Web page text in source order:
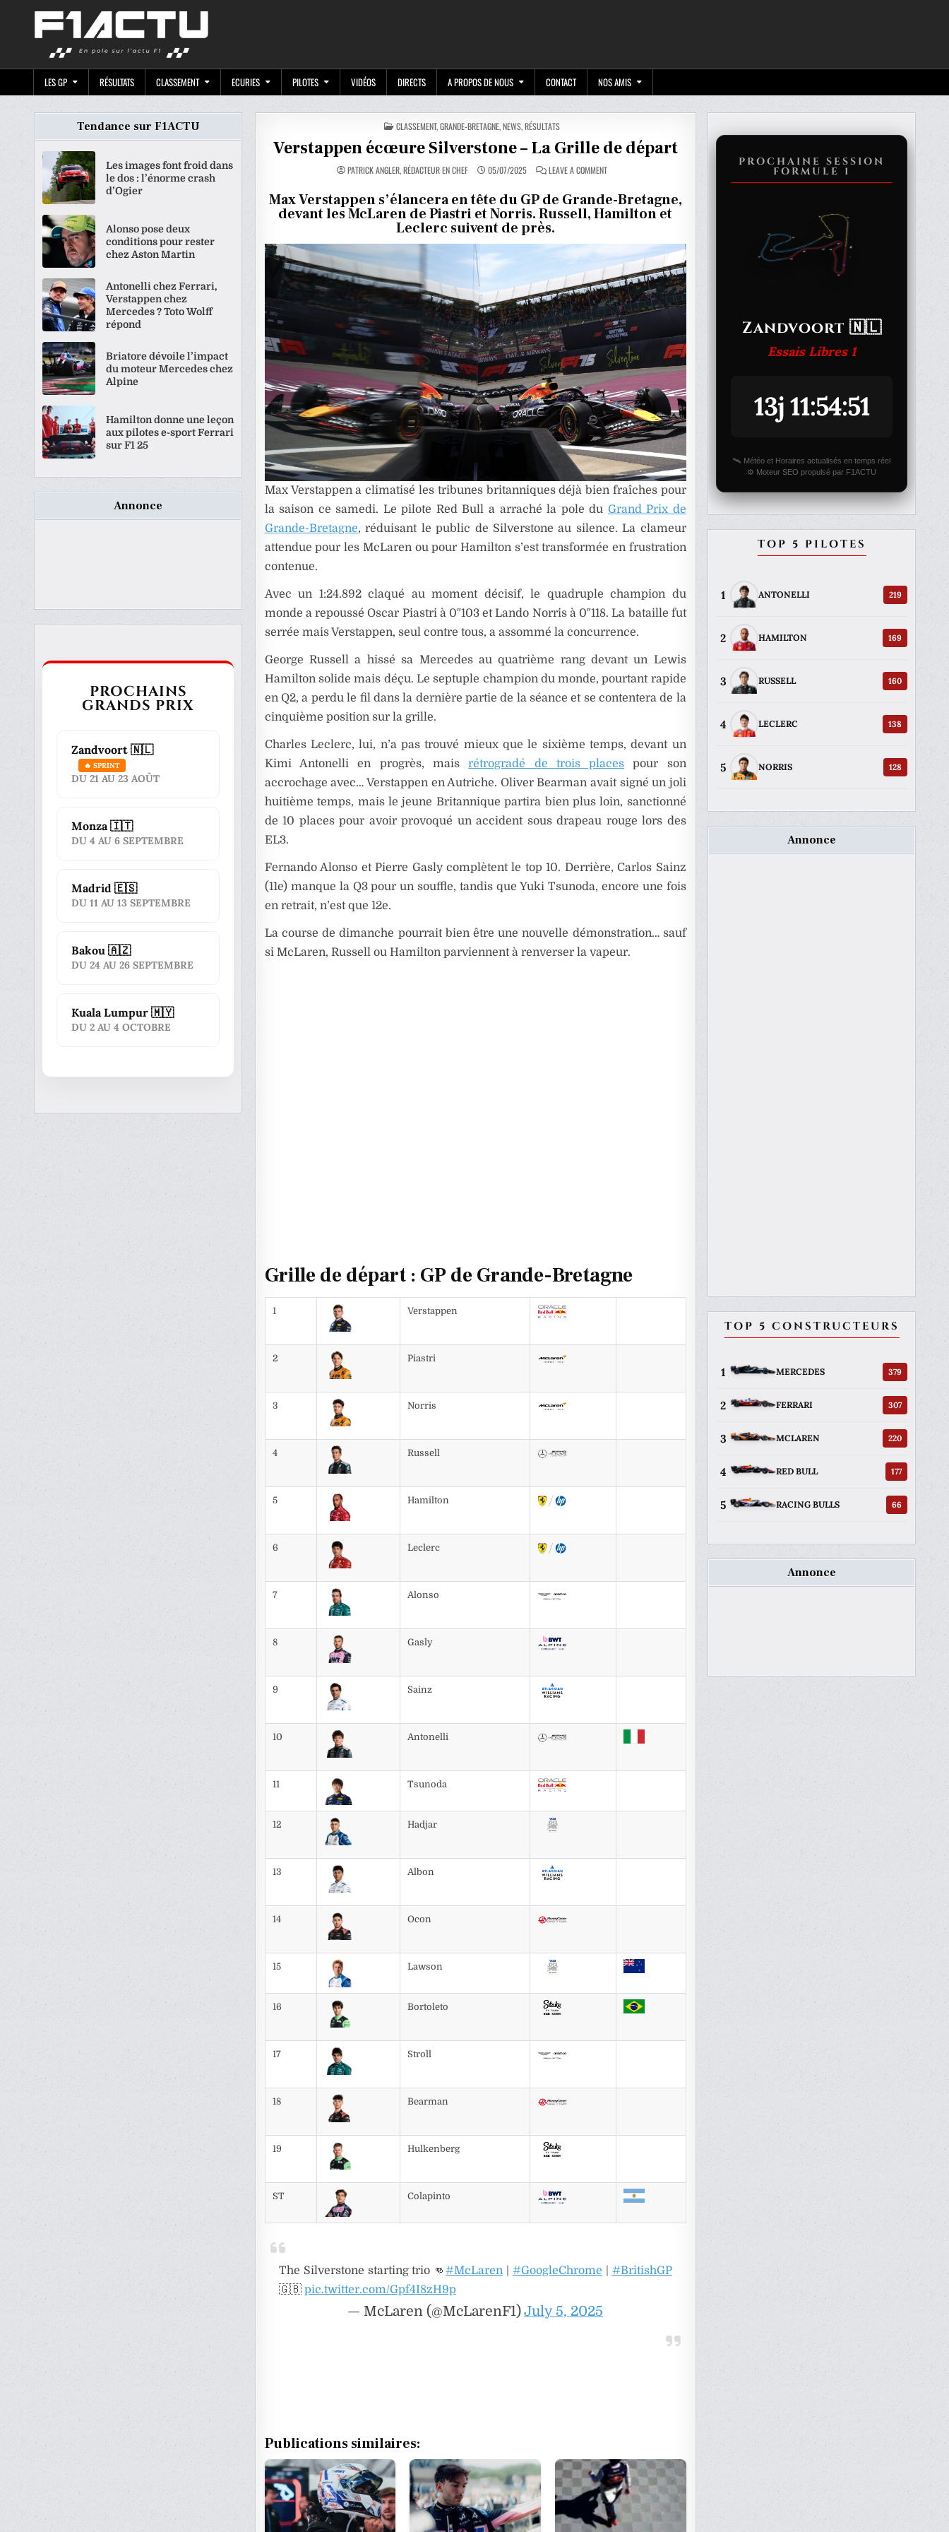
LES GP RÉSULTATS CLASSEMENT ECURIES PILOTES VIDÉOS DIRECTS A PROPOS DE NOUS CONTACT NOS AMIS
POSTED
IN
CLASSEMENT,GRANDE-BRETAGNE,NEWS,RÉSULTATS
Verstappen écœure Silverstone – La Grille de départ
PATRICK ANGLER, RÉDACTEUR EN CHEF 05/07/2025 LEAVE A COMMENTON
VERSTAPPEN
SILVERSTONE
–
LA
GRILLE
Max Verstappen s’élancera en tête du GP de Grande-Bretagne,
devant les McLaren de Piastri et Norris. Russell, Hamilton et
Leclerc suivent de près.
Max Verstappen a climatisé les tribunes britanniques déjà bien fraîches pour
la saison ce samedi. Le pilote Red Bull a arraché la pole du Grand Prix de
Grande-Bretagne, réduisant le public de Silverstone au silence. La clameur
attendue pour les McLaren ou pour Hamilton s’est transformée en frustration
contenue.
Avec un 1:24.892 claqué au moment décisif, le quadruple champion du
monde a repoussé Oscar Piastri à 0″103 et Lando Norris à 0″118. La bataille fut
serrée mais Verstappen, seul contre tous, a assommé la concurrence.
George Russell a hissé sa Mercedes au quatrième rang devant un Lewis
Hamilton solide mais déçu. Le septuple champion du monde, pourtant rapide
en Q2, a perdu le fil dans la dernière partie de la séance et se contentera de la
cinquième position sur la grille.
Charles Leclerc, lui, n’a pas trouvé mieux que le sixième temps, devant un
Kimi Antonelli en progrès, maisrétrogradé de trois places pour son
accrochage avec… Verstappen en Autriche. Oliver Bearman avait signé un joli
huitième temps, mais le jeune Britannique partira bien plus loin, sanctionné
de 10 places pour avoir provoqué un accident sous drapeau rouge lors des
EL3.
Fernando Alonso et Pierre Gasly complètent le top 10. Derrière, Carlos Sainz
(11e) manque la Q3 pour un souffle, tandis que Yuki Tsunoda, encore une fois
en retrait, n’est que 12e.
La course de dimanche pourrait bien être une nouvelle démonstration… sauf
si McLaren, Russell ou Hamilton parviennent à renverser la vapeur.
Grille de départ : GP de Grande-Bretagne
1 Verstappen
2 Piastri
3 Norris
4 Russell
5 Hamilton
6 Leclerc
7 Alonso
8 Gasly
9 Sainz
10 Antonelli
11 Tsunoda
12 Hadjar
13 Albon
14 Ocon
15 Lawson
16 Bortoleto
17 Stroll
18 Bearman
19 Hulkenberg
ST Colapinto
The Silverstone starting trio 👊#McLaren #GoogleChrome
#BritishGP
🇬🇧 pic.twitter.com/Gpf4I8zH9p
— McLaren (@McLarenF1)July 5, 2025
Publications similaires:
Tendance sur F1ACTU
Les images font froid dans
le dos : l’énorme crash
d’Ogier
Alonso pose deux
conditions pour rester
chez Aston Martin
Antonelli chez Ferrari,
Verstappen chez
Mercedes ? Toto Wolff
répond
Briatore dévoile l’impact
du moteur Mercedes chez
Alpine
Hamilton donne une leçon
aux pilotes e-sport Ferrari
sur F1 25
Annonce
PROCHAINS
GRANDS PRIX
Zandvoort 🇳🇱
🔥 SPRINT
DU 21 AU 23 AOÛT
Monza 🇮🇹
DU 4 AU 6 SEPTEMBRE
Madrid 🇪🇸
DU 11 AU 13 SEPTEMBRE
Bakou 🇦🇿
DU 24 AU 26 SEPTEMBRE
Kuala Lumpur 🇲🇾
DU 2 AU 4 OCTOBRE
PROCHAINE SESSION
FORMULE 1
Zandvoort 🇳🇱
Essais Libres 1
13j 11:54:51
🛰️ Météo et Horaires actualisés en temps réel
⚙️ Moteur SEO propulsé par F1ACTU
TOP 5 PILOTES
1 ANTONELLI 219
2 HAMILTON 169
3 RUSSELL 160
4 LECLERC 138
5 NORRIS 128
Annonce
TOP 5 CONSTRUCTEURS
1 MERCEDES 379
2 FERRARI 307
3 MCLAREN 220
4 RED BULL 177
5 RACING BULLS 66
Annonce